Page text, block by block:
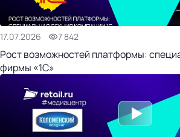
17.07.2026 7 842
Рост возможностей платформы:
фирмы «1С»